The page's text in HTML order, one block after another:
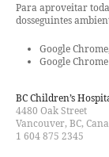
Para aproveitar
dosseguintes
Google
Google
BC Children’s
4480 Oak Street
Vancouver, BC,
1 604 875 2345